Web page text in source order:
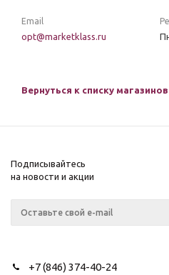
Email
opt@marketklass.ru
Вернуться к списку магазинов
Подписывайтесь
на новости и акции
+7 (846) 374-40-24